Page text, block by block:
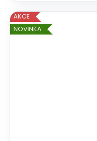
AKCE
NOVINKA